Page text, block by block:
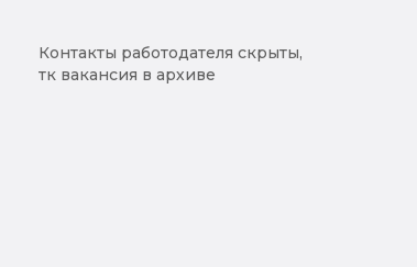
Контакты работодателя скрыты,
тк вакансия в архиве